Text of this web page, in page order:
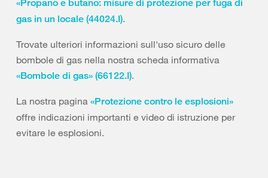
«Propano e butano: misure di protezione per fuga di
gas in un locale (44024.I).
Trovate ulteriori informazioni sull'uso sicuro delle
bombole di gas nella nostra scheda informativa
«Bombole di gas» (66122.I).
La nostra pagina «Protezione contro le esplosioni»
offre indicazioni importanti e video di istruzione per
evitare le esplosioni.